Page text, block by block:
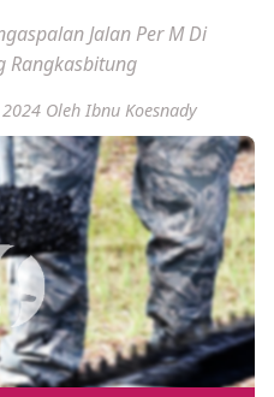
Jalan Per M Di
Rangkasbitung
Oleh Ibnu Koesnady